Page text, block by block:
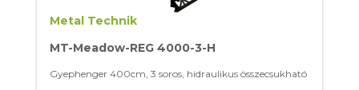
Metal Technik
MT-Meadow-REG 4000-3-H
Gyephenger 400cm, 3 soros, hidraulikus összecsukható